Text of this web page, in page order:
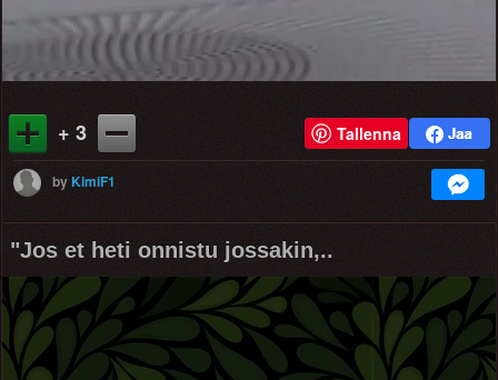
+ 3 Tallenna
byKimiF1
"Jos et heti onnistu jossakin,..